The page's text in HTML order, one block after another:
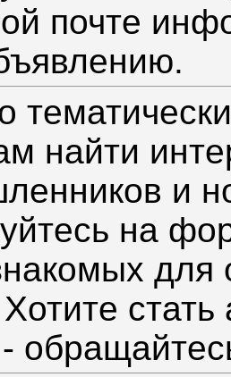
почте
найти
и
на